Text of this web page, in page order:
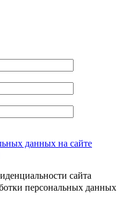
данных на сайте
сайта
персональных данных